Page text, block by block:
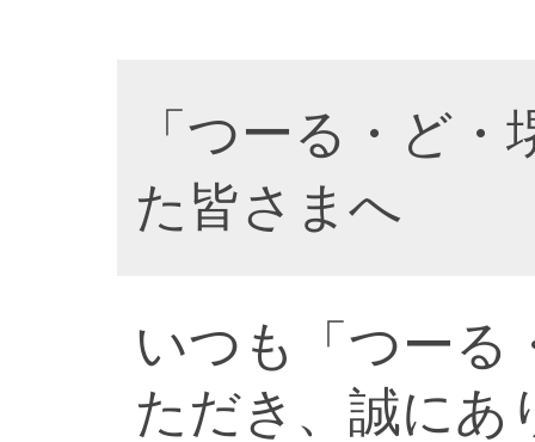
「つーる・ど
た皆さまへ
いつも「つーる
ただき、誠にあ